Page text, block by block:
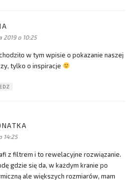
2019 o 10:25
w tym wpisie o pokazanie naszej
tylko o inspiracje
14:25
z filtrem i to rewelacyjne rozwiązanie.
gdzie się da, w każdym kranie po
ale większych rozmiarów, mam